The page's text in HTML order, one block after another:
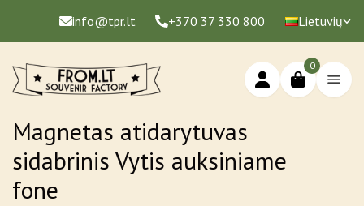
info@tpr.lt +370 37 330 800 Lietuvių
0
Magnetas atidarytuvas
sidabrinis Vytis auksiniame
fone